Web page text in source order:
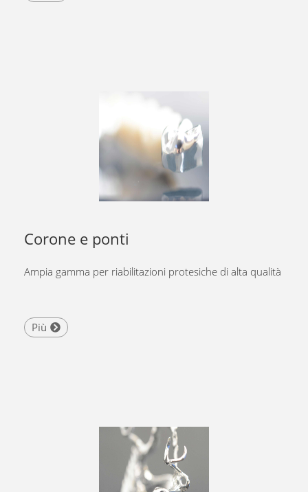
Corone e ponti
Ampia gamma per riabilitazioni protesiche di alta qualità
Più